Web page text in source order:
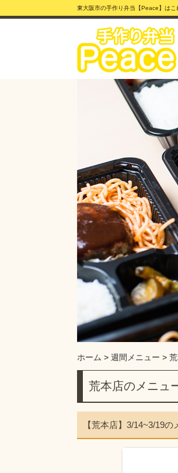
東大阪市の手作り弁当【Peace】はこ
ホーム > 週間メニュー >
荒本店のメニュ
【荒本店】3/14~3/19の